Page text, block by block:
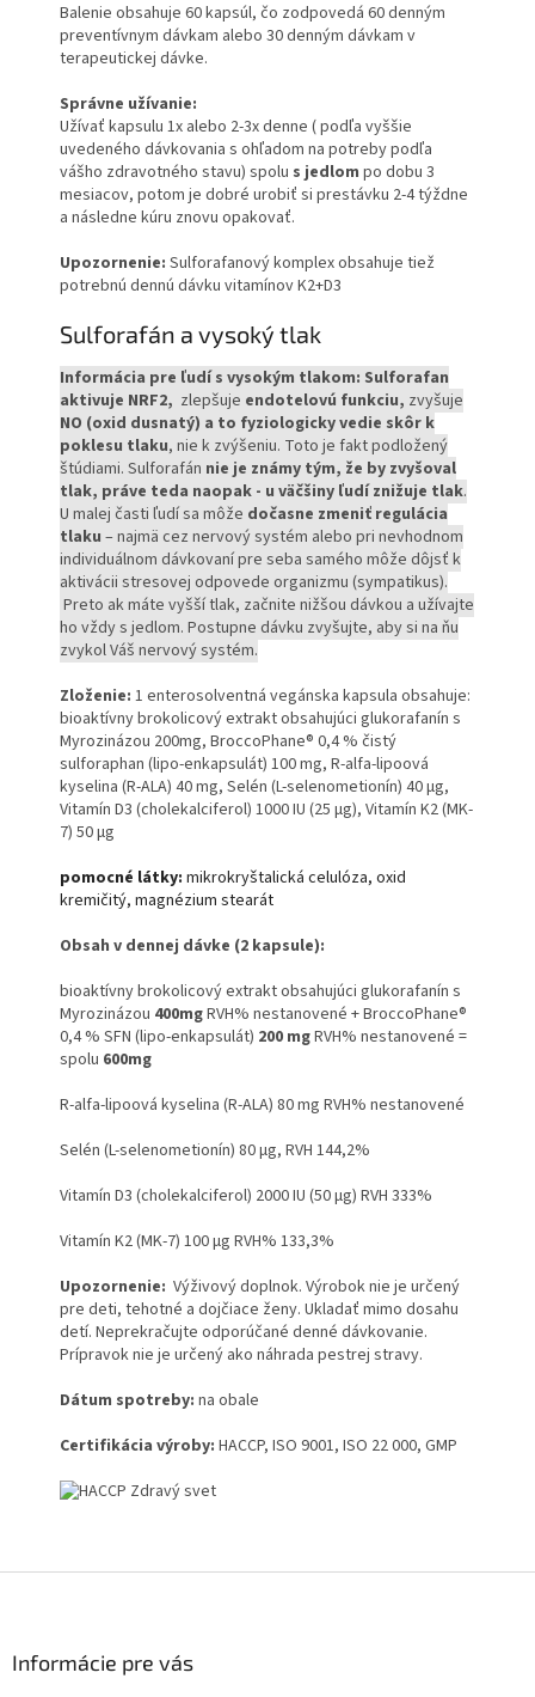
Balenie obsahuje 60 kapsúl, čo zodpovedá 60 denným
preventívnym dávkam alebo 30 denným dávkam v
terapeutickej dávke.
Správne užívanie:
Užívať kapsulu 1x alebo 2-3x denne ( podľa vyššie
uvedeného dávkovania s ohľadom na potreby podľa
vášho zdravotného stavu) spolu s jedlom po dobu 3
mesiacov, potom je dobré urobiť si prestávku 2-4 týždne
a následne kúru znovu opakovať.
Upozornenie: Sulforafanový komplex obsahuje tiež
potrebnú dennú dávku vitamínov K2+D3
Sulforafán a vysoký tlak
Informácia pre ľudí s vysokým tlakom: Sulforafan
aktivuje NRF2, zlepšuje endotelovú funkciu, zvyšuje
NO (oxid dusnatý) a to fyziologicky vedie skôr k
poklesu tlaku, nie k zvýšeniu. Toto je fakt podložený
štúdiami. Sulforafán nie je známy tým, že by zvyšoval
tlak, práve teda naopak - u väčšiny ľudí znižuje tlak.
U malej časti ľudí sa môže dočasne zmeniť regulácia
tlaku – najmä cez nervový systém alebo pri nevhodnom
individuálnom dávkovaní pre seba samého môže dôjsť k
aktivácii stresovej odpovede organizmu (sympatikus).
Preto ak máte vyšší tlak, začnite nižšou dávkou a užívajte
ho vždy s jedlom. Postupne dávku zvyšujte, aby si na ňu
zvykol Váš nervový systém.
Zloženie: 1 enterosolventná vegánska kapsula obsahuje:
bioaktívny brokolicový extrakt obsahujúci glukorafanín s
Myrozinázou 200mg, BroccoPhane® 0,4 % čistý
sulforaphan (lipo-enkapsulát) 100 mg, R-alfa-lipoová
kyselina (R-ALA) 40 mg, Selén (L-selenometionín) 40 µg,
Vitamín D3 (cholekalciferol) 1000 IU (25 µg), Vitamín K2 (MK-
7) 50 µg
pomocné látky: mikrokryštalická celulóza, oxid
kremičitý, magnézium stearát
Obsah v dennej dávke (2 kapsule):
bioaktívny brokolicový extrakt obsahujúci glukorafanín s
Myrozinázou 400mgRVH% nestanovené + BroccoPhane®
0,4 % SFN (lipo-enkapsulát) 200 mgRVH% nestanovené =
spolu 600mg
R-alfa-lipoová kyselina (R-ALA) 80 mg RVH% nestanovené
Selén (L-selenometionín) 80 µg, RVH 144,2%
Vitamín D3 (cholekalciferol) 2000 IU (50 µg) RVH 333%
Vitamín K2 (MK-7) 100 µg RVH% 133,3%
Upozornenie: Výživový doplnok. Výrobok nie je určený
pre deti, tehotné a dojčiace ženy. Ukladať mimo dosahu
detí. Neprekračujte odporúčané denné dávkovanie.
Prípravok nie je určený ako náhrada pestrej stravy.
Dátum spotreby: na obale
Certifikácia výroby: HACCP, ISO 9001, ISO 22 000, GMP
Informácie pre vás